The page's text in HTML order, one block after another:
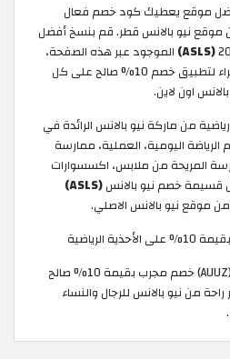
موقع يعطيك كود خصم فعال
نيو بالانس قطر. قم بنسخ أفضل
(ASLS)
الموجود عبر هذه الصفحة،
وألصقه قبل إتمام عملية الشراء لتطبيق خصم 10% صالح على كل
اون لاين.
من ماركة نيو بالانس الرائدة في
الرياضة اليومية، العملية، ممارسة
المريحة من ملابس، اكسسوارات
قسيمة خصم نيو بالانس(ASLS)
موقع نيو بالانس الاصلي.
يقدم كوبون خصم نيو بالانس (AUUZ) خصم مجرب بقيمة 10% صالح
من نيو بالانس للرجال والنساء